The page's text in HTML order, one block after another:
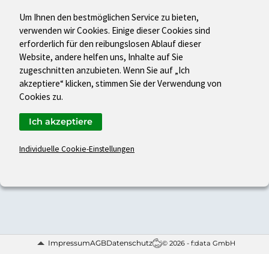
ImpressumAGBDatenschutz © 2026 - f:data GmbH
Um Ihnen den bestmöglichen Service zu bieten,
verwenden wir Cookies. Einige dieser Cookies sind
erforderlich für den reibungslosen Ablauf dieser
Website, andere helfen uns, Inhalte auf Sie
zugeschnitten anzubieten. Wenn Sie auf „Ich
akzeptiere“ klicken, stimmen Sie der Verwendung von
Cookies zu.
Individuelle Cookie-Einstellungen
Ich akzeptiere